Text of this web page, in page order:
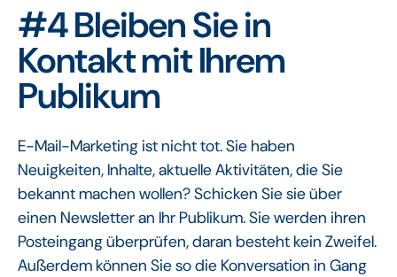
#4 Bleiben Sie in
Kontakt mit Ihrem
Publikum
E-Mail-Marketing ist nicht tot. Sie haben
Neuigkeiten, Inhalte, aktuelle Aktivitäten, die Sie
bekannt machen wollen? Schicken Sie sie über
einen Newsletter an Ihr Publikum. Sie werden ihren
Posteingang überprüfen, daran besteht kein Zweifel.
Außerdem können Sie so die Konversation in Gang